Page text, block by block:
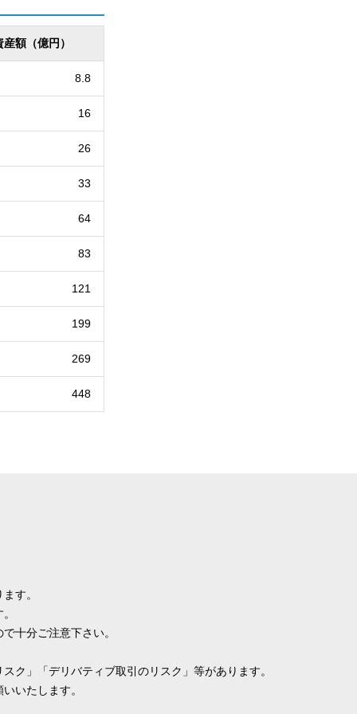
産額（億円）
8.8
16
26
33
64
83
121
199
269
448
す。
十分ご注意下さい。
ク」「デリバティブ取引のリスク」等があります。
いたします。